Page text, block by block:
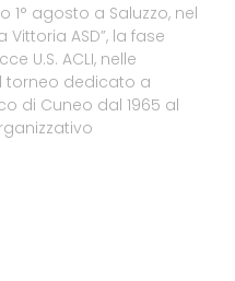
agosto a Saluzzo, nel
Vittoria ASD”, la fase
U.S. ACLI, nelle
torneo dedicato a
di Cuneo dal 1965 al